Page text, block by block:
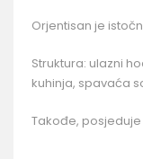
Orjentisan je
Struktura: ulazni
kuhinja, spavaća
Takođe,